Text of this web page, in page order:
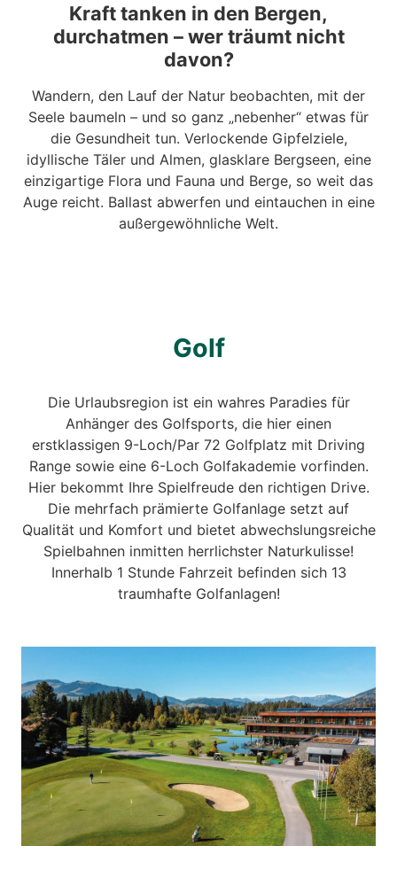
Kraft tanken in den Bergen,
durchatmen – wer träumt nicht
davon?
Wandern, den Lauf der Natur beobachten, mit der
Seele baumeln – und so ganz „nebenher“ etwas für
die Gesundheit tun. Verlockende Gipfelziele,
idyllische Täler und Almen, glasklare Bergseen, eine
einzigartige Flora und Fauna und Berge, so weit das
Auge reicht. Ballast abwerfen und eintauchen in eine
außergewöhnliche Welt.
Golf
Die Urlaubsregion ist ein wahres Paradies für
Anhänger des Golfsports, die hier einen
erstklassigen 9-Loch/Par 72 Golfplatz mit Driving
Range sowie eine 6-Loch Golfakademie vorfinden.
Hier bekommt Ihre Spielfreude den richtigen Drive.
Die mehrfach prämierte Golfanlage setzt auf
Qualität und Komfort und bietet abwechslungsreiche
Spielbahnen inmitten herrlichster Naturkulisse!
Innerhalb 1 Stunde Fahrzeit befinden sich 13
traumhafte Golfanlagen!